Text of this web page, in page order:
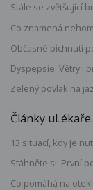
Stále se zvětšující
Co znamená
Občasné píchnutí
Dyspepsie: Větry i
Zelený povlak na
Články
13 situací, kdy je
Stáhněte si: První
Co pomáhá na